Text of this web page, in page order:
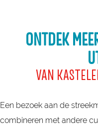
ONTDEK
VAN
Een bezoek aan de
combineren met andere